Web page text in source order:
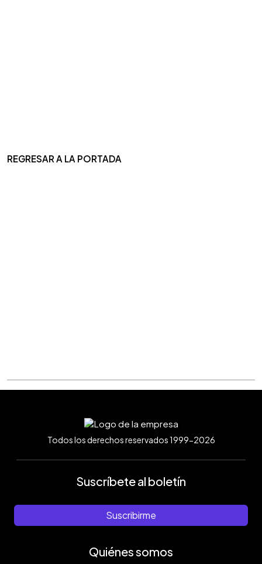
REGRESAR A LA PORTADA
Todos los derechos reservados 1999-2026
Suscríbete al boletín
Suscribirme
Quiénes somos